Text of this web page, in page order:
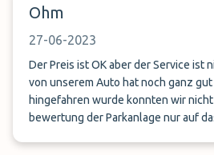
Ohm
27-06-2023
Der Preis ist OK aber der Service ist
von unserem Auto hat noch ganz
hingefahren wurde konnten wir
bewertung der Parkanlage nur auf